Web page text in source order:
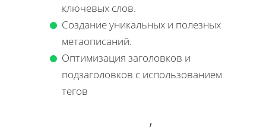
ключевых слов.
Создание уникальных и полезных
метаописаний.
Оптимизация заголовков и
подзаголовков с использованием
тегов
,